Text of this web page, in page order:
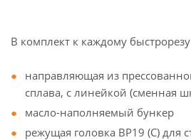
В комплект к каждому
направляющая из
сплава, с линейкой (сменная
масло-наполняемый бункер
режущая головка BP19 (C) для